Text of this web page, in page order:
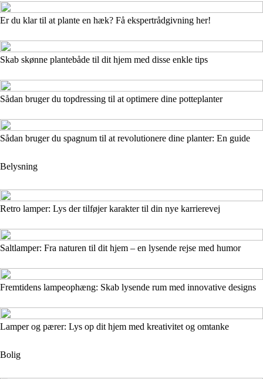
Er du klar til at plante en hæk? Få ekspertrådgivning her!
Skab skønne plantebåde til dit hjem med disse enkle tips
Sådan bruger du topdressing til at optimere dine potteplanter
Sådan bruger du spagnum til at revolutionere dine planter: En guide
Belysning
Retro lamper: Lys der tilføjer karakter til din nye karrierevej
Saltlamper: Fra naturen til dit hjem – en lysende rejse med humor
Fremtidens lampeophæng: Skab lysende rum med innovative designs
Lamper og pærer: Lys op dit hjem med kreativitet og omtanke
Bolig